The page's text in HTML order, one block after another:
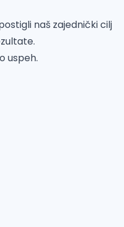
naš zajednički cilj
uspeh.